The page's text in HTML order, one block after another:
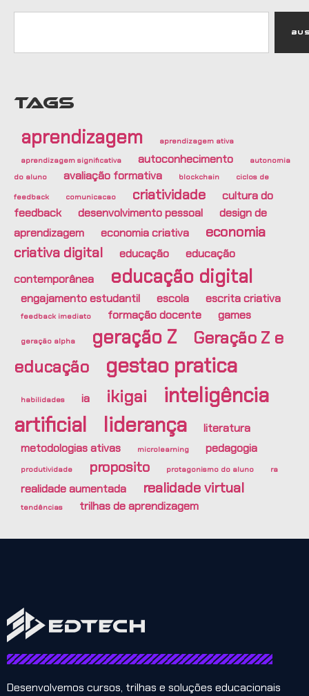
TAGS
aprendizagem
aprendizagem ativa
aprendizagem significativa
autoconhecimento
autonomia
do aluno
avaliação formativa blockchain ciclos de
feedback comunicacao criatividade
cultura do
feedback
desenvolvimento pessoal
design de
aprendizagem
economia criativa
economia
criativa digital
educação
educação
contemporânea
educação digital
engajamento estudantil escola escrita criativa
feedback imediato formação docente games
geração alpha geração Z
Geração Z e
educação
gestao pratica
habilidades ia ikigai
inteligência
artificial
liderança
literatura
metodologias ativas
microlearning pedagogia
produtividade proposito protagonismo do aluno ra
realidade aumentada realidade virtual
tendências trilhas de aprendizagem
Desenvolvemos cursos, trilhas e soluções educacionais